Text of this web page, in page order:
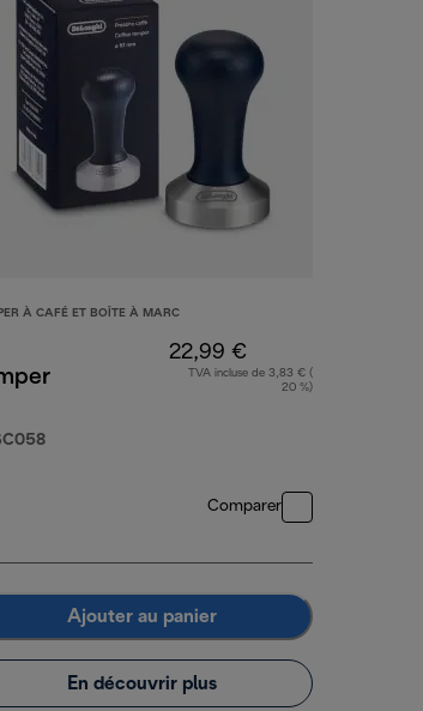
À CAFÉ ET BOÎTE À MARC
22,99 €
TVA incluse de 3,83 € (
20 %)
Comparer
Ajouter au panier
En découvrir plus